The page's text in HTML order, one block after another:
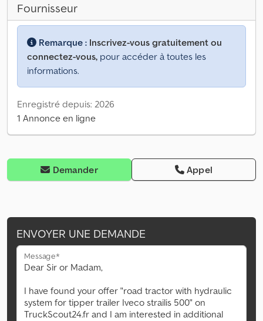
Fournisseur
Remarque : Inscrivez-vous gratuitement ou
connectez-vous, pour accéder à toutes les
informations.
Enregistré depuis: 2026
1 Annonce en ligne
Demander Appel
ENVOYER UNE DEMANDE
Message*